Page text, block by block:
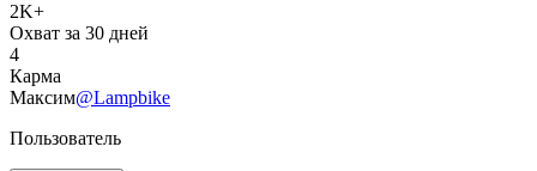
2K+
Охват за 30 дней
4
Карма
Максим@Lampbike
Пользователь